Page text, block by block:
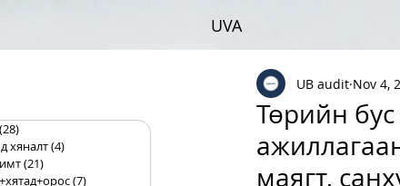
UVA
(28)
хяналт(4)
(21)
(7)
Төрийн
маягт,
UB audit Nov 4,